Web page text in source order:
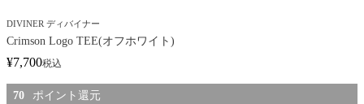
DIVINER ディバイナー
Crimson Logo TEE(オフホワイト)
¥7,700税込
70